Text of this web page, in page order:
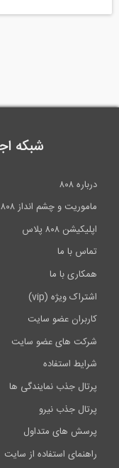
شبکه
درباره ۸۰۸
ماموریت و چشم انداز ۸۰۸
اپلیکیشن ۸۰۸ پلاس
تماس با ما
همکاری با ما
اشتراک ویژه (vip)
کاربران عضو سایت
شرکت های عضو سایت
شرایط استفاده
پرتال جذب نمایندگی ها
پرتال جذب نیرو
پرسش های متداول
راهنمای استفاده از سایت